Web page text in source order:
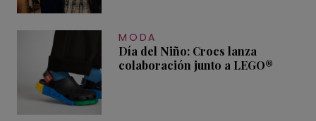
MODA
Día del Niño: Crocs lanza
colaboración junto a LEGO®